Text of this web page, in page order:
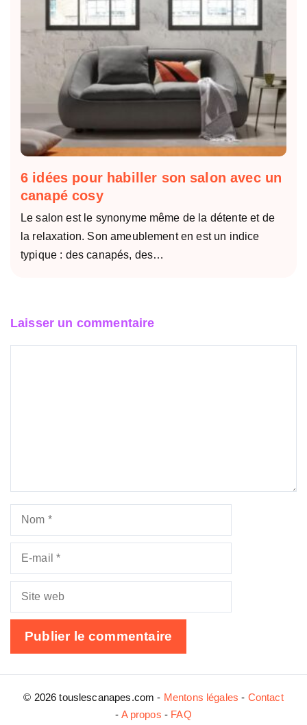
6 idées pour habiller son salon avec un
canapé cosy
Le salon est le synonyme même de la détente et de
la relaxation. Son ameublement en est un indice
typique : des canapés, des…
Laisser un commentaire
Nom
Site
© 2026 touslescanapes.com - Mentons légales - Contact
- A propos - FAQ